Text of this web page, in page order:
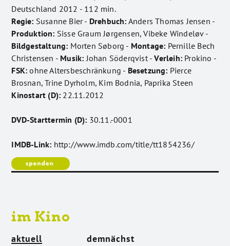
Deutschland 2012 - 112 min.
Regie: Susanne Bier - Drehbuch: Anders Thomas Jensen -
Produktion: Sisse Graum Jørgensen, Vibeke Windeløv -
Bildgestaltung: Morten Søborg - Montage: Pernille Bech
Christensen - Musik: Johan Söderqvist -Verleih: Prokino -
FSK: ohne Altersbeschränkung - Besetzung: Pierce
Brosnan, Trine Dyrholm, Kim Bodnia, Paprika Steen
Kinostart (D): 22.11.2012
DVD-Starttermin (D): 30.11.-0001
IMDB-Link: http://www.imdb.com/title/tt1854236/
im Kino
aktuell demnächst